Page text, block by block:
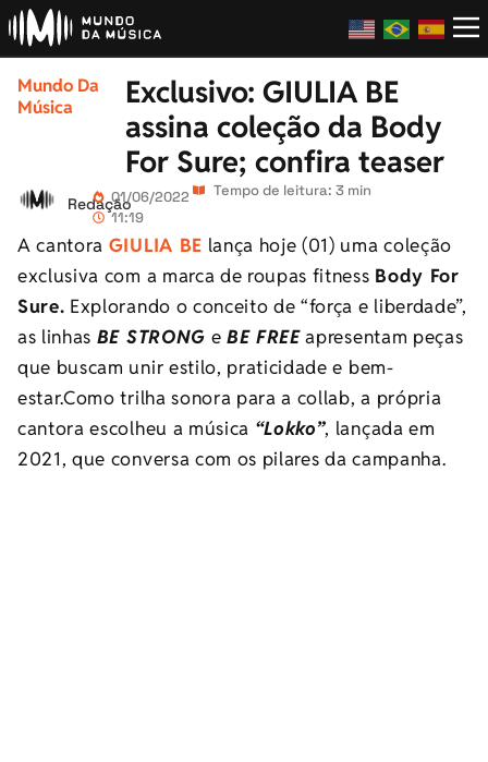
Mundo Da
Música
Exclusivo: GIULIA BE
assina coleção da Body
For Sure; confira teaser
Redação01/06/2022
11:19
Tempo de leitura: 3 min
A cantora GIULIA BE lança hoje (01) uma coleção
exclusiva com a marca de roupas fitness Body For
Sure. Explorando o conceito de “força e liberdade”,
as linhas BE STRONG e BE FREEapresentam peças
que buscam unir estilo, praticidade e bem-
estar.Como trilha sonora para a collab, a própria
cantora escolheu a música “Lokko”, lançada em
2021, que conversa com os pilares da campanha.